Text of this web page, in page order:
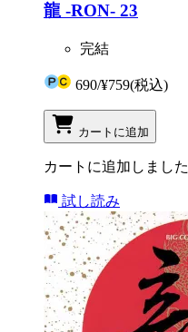
龍 -RON- 23
完結
690/¥759(税込)
カートに追加
カートに追加しました
試し読み